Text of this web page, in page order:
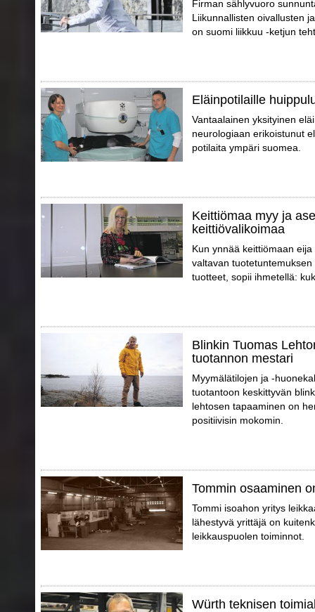
Firman sählyvuoro
Liikunnallisten oivallusten
on suomi liikkuu -ketjun
Eläinpotilaille
Vantaalainen yksityinen
neurologiaan erikoistunut
potilaita ympäri suomea.
Keittiömaa myy ja
keittiövalikoimaa
Kun ynnää keittiömaan
valtavan
tuotteet, sopii ihmetellä:
Blinkin Tuomas
tuotannon mestari
Myymälätilojen ja -
tuotantoon keskittyvän
lehtosen tapaaminen on
positiivisin mokomin.
Tommin osaaminen
Tommi isoahon yritys
lähestyvä yrittäjä on
leikkauspuolen toiminnot.
Würth teknisen